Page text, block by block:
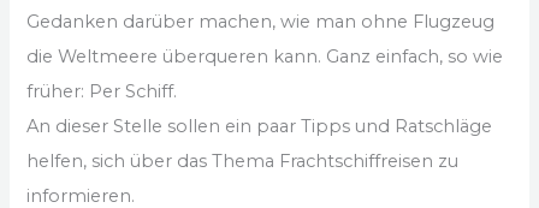
Gedanken darüber machen, wie man ohne Flugzeug
die Weltmeere überqueren kann. Ganz einfach, so wie
früher: Per Schiff.
An dieser Stelle sollen ein paar Tipps und Ratschläge
helfen, sich über das Thema Frachtschiffreisen zu
informieren.